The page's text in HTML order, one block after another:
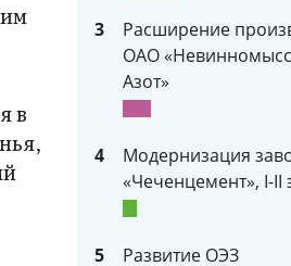
в
3
Расширение
ОАО
Азот»
4
Модернизация
«Чеченцемент», I-II
5
Развитие ОЭЗ